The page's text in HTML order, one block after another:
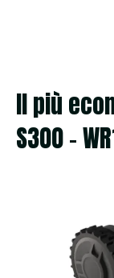
Il più
S300 –